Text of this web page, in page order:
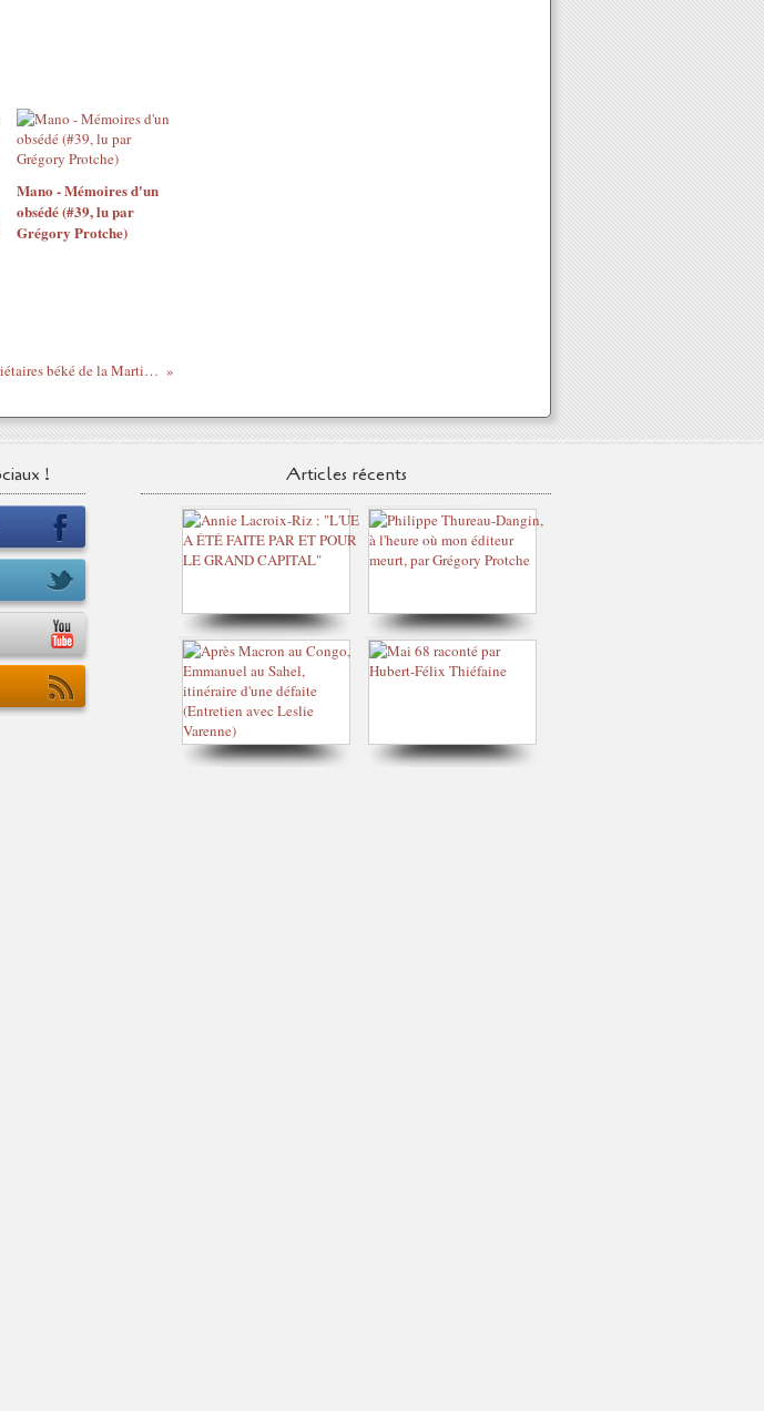
Mano - Mémoires d'un
obsédé (#39, lu par
Grégory Protche)
Plainte déposée suite aux propos tenus par les propriétaires béké de la Martinique dans un reportage sur Canal + Antilles
! Articles récents